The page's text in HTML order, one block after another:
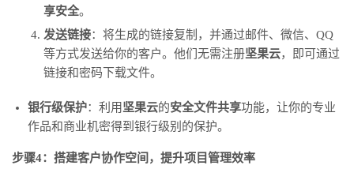
享安全。
发送链接：将生成的链接复制，并通过邮件、微信、QQ
等方式发送给你的客户。他们无需注册坚果云，即可通过
链接和密码下载文件。
银行级保护：利用坚果云的安全文件共享功能，让你的专业
作品和商业机密得到银行级别的保护。
步骤4：搭建客户协作空间，提升项目管理效率